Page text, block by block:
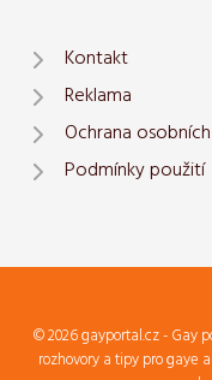
Kontakt
Reklama
Ochrana
Podmínky použití
© 2026 gayportal.cz - Gay
rozhovory a tipy pro gaye